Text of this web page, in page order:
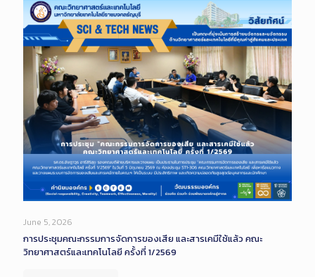
June 5, 2026
การประชุมคณะกรรมการจัดการของเสีย และสารเคมีใช้แล้ว คณะ
วิทยาศาสตร์และเทคโนโลยี ครั้งที่ 1/2569